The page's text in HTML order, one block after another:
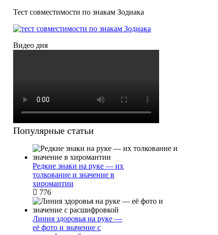
Тест совместимости по знакам Зодиака
Видео дня
Популярные статьи
Редкие знаки на руке — их
толкование и значение в
хиромантии
776
Линия здоровья на руке —
её фото и значение с